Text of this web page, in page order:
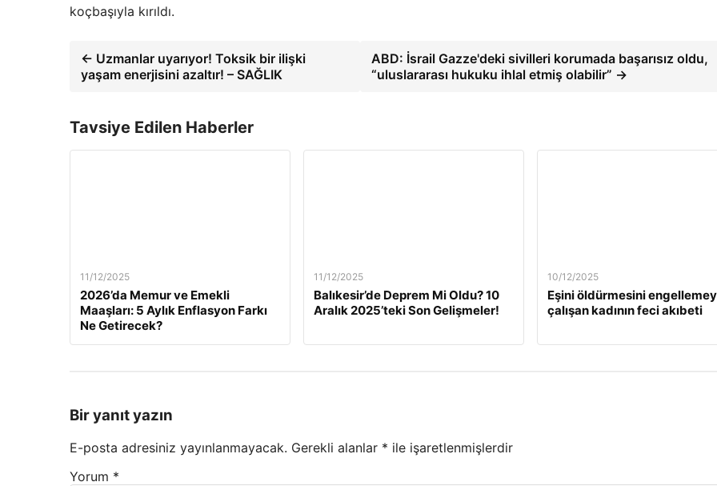
koçbaşıyla kırıldı.
← Uzmanlar uyarıyor! Toksik bir ilişki
yaşam enerjisini azaltır! – SAĞLIK
ABD: İsrail Gazze'deki sivilleri korumada başarısız oldu,
“uluslararası hukuku ihlal etmiş olabilir” →
Tavsiye Edilen Haberler
11/12/2025
2026’da Memur ve Emekli
Maaşları: 5 Aylık Enflasyon Farkı
Ne Getirecek?
11/12/2025
Balıkesir’de Deprem Mi Oldu? 10
Aralık 2025’teki Son Gelişmeler!
10/12/2025
Eşini öldürmesini
çalışan kadının feci akıbeti
Bir yanıt yazın
E-posta adresiniz yayınlanmayacak. Gerekli alanlar * ile işaretlenmişlerdir
Yorum *